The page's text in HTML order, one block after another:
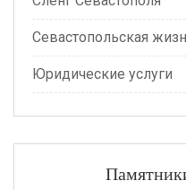
Севастопольская
Юридические услуги